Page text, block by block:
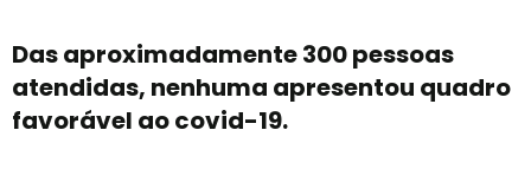
Das aproximadamente 300 pessoas
atendidas, nenhuma apresentou quadro
favorável ao covid-19.